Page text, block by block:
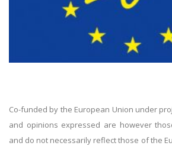
Co-funded by the European Union under
and opinions expressed are however
and do not necessarily reflect those of the